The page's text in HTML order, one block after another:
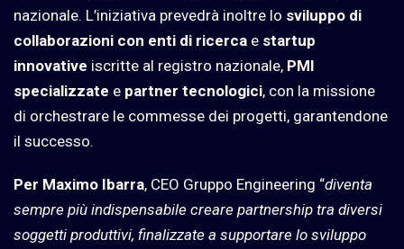
nazionale. L’iniziativa prevedrà inoltre lo sviluppo di
collaborazioni con enti di ricerca e startup
innovative iscritte al registro nazionale, PMI
specializzate e partner tecnologici, con la missione
di orchestrare le commesse dei progetti, garantendone
il successo.
Per Maximo Ibarra, CEO Gruppo Engineering “diventa
sempre più indispensabile creare partnership tra diversi
soggetti produttivi, finalizzate a supportare lo sviluppo